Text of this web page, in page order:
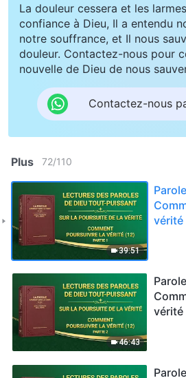
La douleur cessera et les
confiance à Dieu, Il a entendu
notre souffrance, et Il nous
douleur. Contactez-nous pour
nouvelle de Dieu de nous
Contactez-nous
Plus 72/110
39:51
vérité
46:43
vérité